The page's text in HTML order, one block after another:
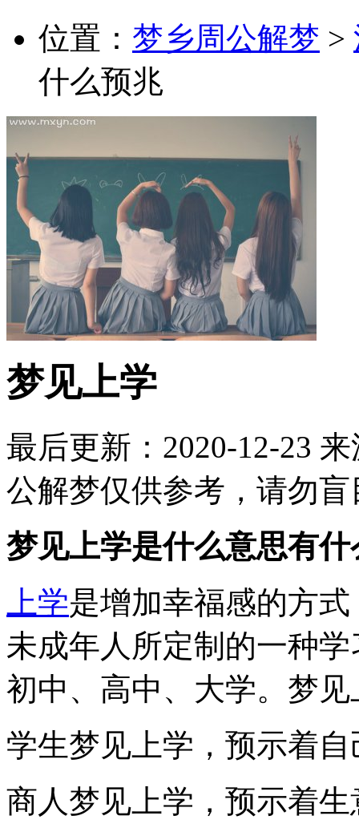
位置： 梦乡周公解梦 >
什么预兆
梦见上学
最后更新：2020-12-23 来
公解梦仅供参考，请勿盲
梦见上学是什么意思有什
上学是增加幸福感的方
未成年人所定制的一种
初中、高中、大学。梦
学生梦见上学，预示着
商人梦见上学，预示着